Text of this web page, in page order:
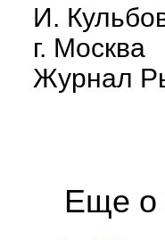
И.
г. Москва
Журнал
Еще о